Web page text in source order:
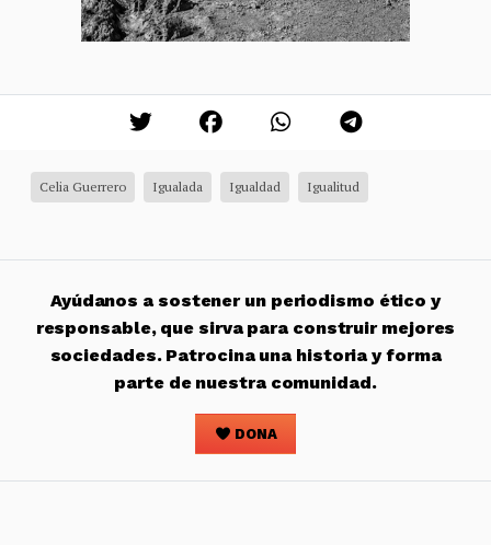
Celia Guerrero Igualada Igualdad Igualitud
Ayúdanos a sostener un periodismo ético y
responsable, que sirva para construir mejores
sociedades. Patrocina una historia y forma
parte de nuestra comunidad.
DONA